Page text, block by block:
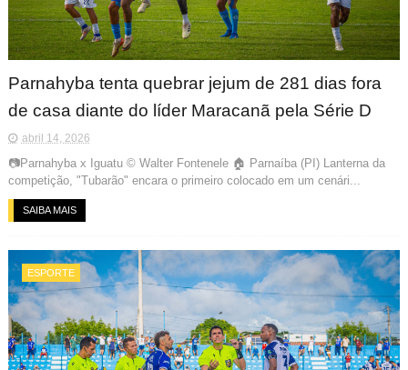
Parnahyba tenta quebrar jejum de 281 dias fora
de casa diante do líder Maracanã pela Série D
abril 14, 2026
📷Parnahyba x Iguatu © Walter Fontenele 🏠 Parnaíba (PI) Lanterna da
competição, "Tubarão" encara o primeiro colocado em um cenári...
SAIBA MAIS
ESPORTE